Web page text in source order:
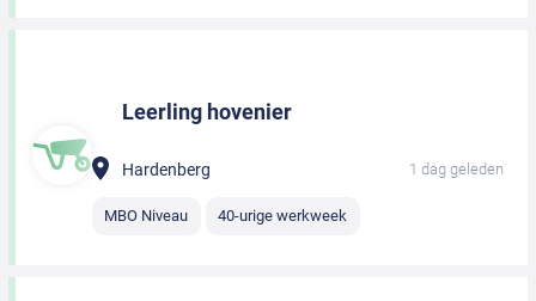
Leerling hovenier
Hardenberg 1 dag geleden
MBO Niveau 40-urige werkweek